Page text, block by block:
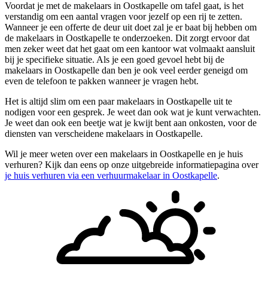
Voordat je met de makelaars in Oostkapelle om tafel gaat, is het
verstandig om een aantal vragen voor jezelf op een rij te zetten.
Wanneer je een offerte de deur uit doet zal je er baat bij hebben om
de makelaars in Oostkapelle te onderzoeken. Dit zorgt ervoor dat
men zeker weet dat het gaat om een kantoor wat volmaakt aansluit
bij je specifieke situatie. Als je een goed gevoel hebt bij de
makelaars in Oostkapelle dan ben je ook veel eerder geneigd om
even de telefoon te pakken wanneer je vragen hebt.
Het is altijd slim om een paar makelaars in Oostkapelle uit te
nodigen voor een gesprek. Je weet dan ook wat je kunt verwachten.
Je weet dan ook een beetje wat je kwijt bent aan onkosten, voor de
diensten van verscheidene makelaars in Oostkapelle.
Wil je meer weten over een makelaars in Oostkapelle en je huis
verhuren? Kijk dan eens op onze uitgebreide informatiepagina over
je huis verhuren via een verhuurmakelaar in Oostkapelle.